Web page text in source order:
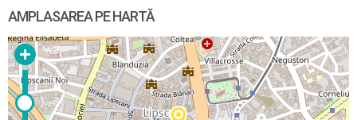
AMPLASAREA PE HARTĂ